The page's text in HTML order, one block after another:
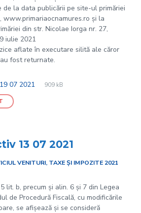
de la data publicării pe site-ul primăriei
www.primariaocnamures.ro și la
din str. Nicolae Iorga nr. 27,
iulie 2021
aflate în executare silită ale căror
fost returnate.
07 2021
File
pdf
File
909 kB
13 07 2021
VENITURI, TAXE ȘI IMPOZITE 2021
lit. b, precum și alin. 6 și 7 din Legea
de Procedură Fiscală, cu modificările
se afișează și se consideră